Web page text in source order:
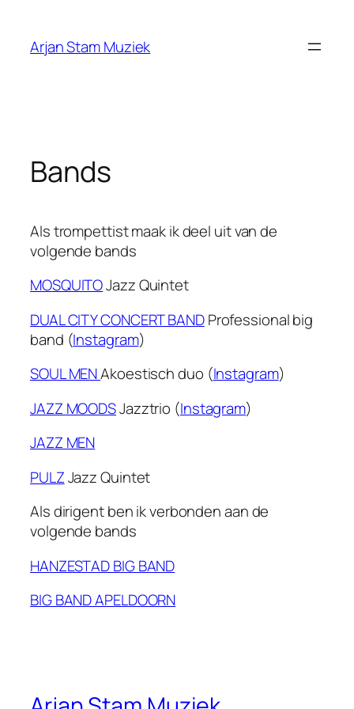
Arjan Stam Muziek
Bands
Als trompettist maak ik deel uit van de
volgende bands
MOSQUITOJazz Quintet
DUAL CITY CONCERT BANDProfessional big
band (Instagram)
SOUL MENAkoestisch duo (Instagram)
JAZZ MOODSJazztrio (Instagram)
JAZZ MEN
PULZJazz Quintet
Als dirigent ben ik verbonden aan de
volgende bands
HANZESTAD BIG BAND
BIG BAND APELDOORN